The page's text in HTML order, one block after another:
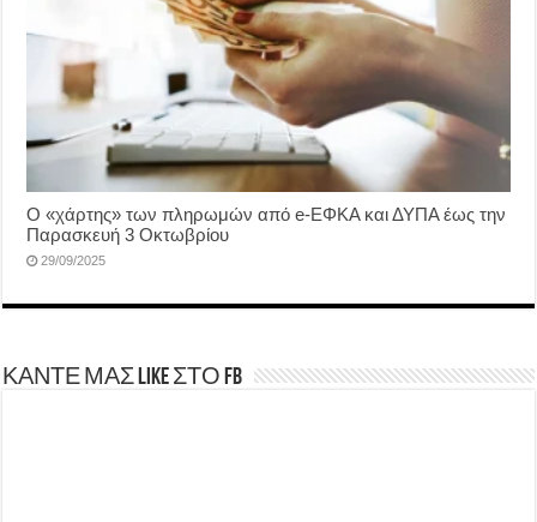
Ο «χάρτης» των πληρωμών από e-ΕΦΚΑ και ΔΥΠΑ έως την
Παρασκευή 3 Οκτωβρίου
29/09/2025
ΚΑΝΤΕ ΜΑΣ LIKE ΣΤΟ FB